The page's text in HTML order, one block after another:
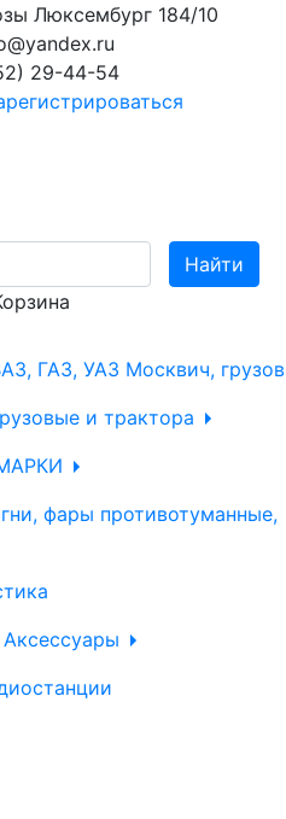
Люксембург 184/10
29-44-54
ГАЗ, УАЗ Москвич,
и трактора
фары противотуманные,